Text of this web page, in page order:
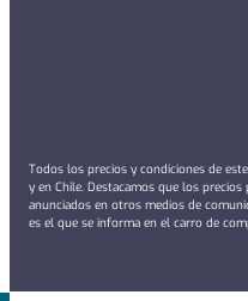
Todos los precios y condiciones de
y en Chile. Destacamos que los
anunciados en otros medios de
es el que se informa en el carro de